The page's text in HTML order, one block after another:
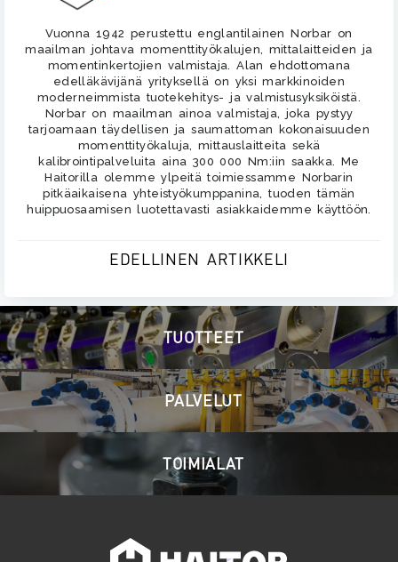
Vuonna 1942 perustettu englantilainen Norbar on
maailman johtava momenttityökalujen, mittalaitteiden ja
momentinkertojien valmistaja. Alan ehdottomana
edelläkävijänä yrityksellä on yksi markkinoiden
moderneimmista tuotekehitys- ja valmistusyksiköistä.
Norbar on maailman ainoa valmistaja, joka pystyy
tarjoamaan täydellisen ja saumattoman kokonaisuuden
momenttityökaluja, mittauslaitteita sekä
kalibrointipalveluita aina 300 000 Nm:iin saakka. Me
Haitorilla olemme ylpeitä toimiessamme Norbarin
pitkäaikaisena yhteistyökumppanina, tuoden tämän
huippuosaamisen luotettavasti asiakkaidemme käyttöön.
EDELLINEN ARTIKKELI
TUOTTEET
PALVELUT
TOIMIALAT